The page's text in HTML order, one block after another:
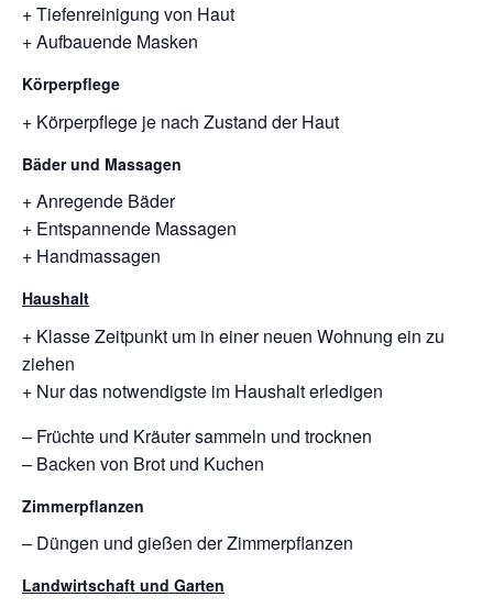
+ Tiefenreinigung von Haut
+ Aufbauende Masken
Körperpflege
+ Körperpflege je nach Zustand der Haut
Bäder und Massagen
+ Anregende Bäder
+ Entspannende Massagen
+ Handmassagen
Haushalt
+ Klasse Zeitpunkt um in einer neuen Wohnung ein zu
ziehen
+ Nur das notwendigste im Haushalt erledigen
– Früchte und Kräuter sammeln und trocknen
– Backen von Brot und Kuchen
Zimmerpflanzen
– Düngen und gießen der Zimmerpflanzen
Landwirtschaft und Garten